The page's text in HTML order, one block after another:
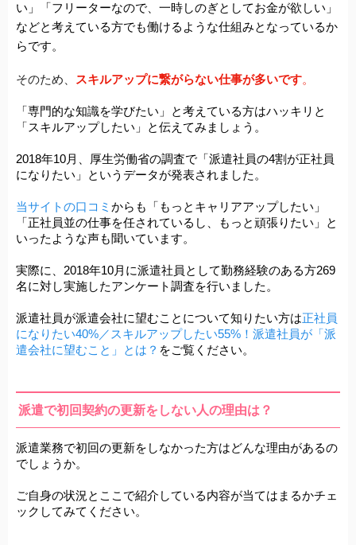
い」「フリーターなので、一時しのぎとしてお金が欲しい」
などと考えている方でも働けるような仕組みとなっているか
らです。
そのため、 スキルアップに繋がらない仕事が多いです。
「専門的な知識を学びたい」と考えている方はハッキリと
「スキルアップしたい」と伝えてみましょう。
2018年10月、厚生労働省の調査で「派遣社員の4割が正社員
になりたい」というデータが発表されました。
当サイトの口コミ からも「もっとキャリアアップしたい」
「正社員並の仕事を任されているし、もっと頑張りたい」と
いったような声も聞いています。
実際に、2018年10月に派遣社員として勤務経験のある方269
名に対し実施したアンケート調査を行いました。
派遣社員が派遣会社に望むことについて知りたい方は正社員
になりたい40%／スキルアップしたい55%！派遣社員が「派
遣会社に望むこと」とは？ をご覧ください。
派遣で初回契約の更新をしない人の理由は？
派遣業務で初回の更新をしなかった方はどんな理由があるの
でしょうか。
ご自身の状況とここで紹介している内容が当てはまるかチェ
ックしてみてください。